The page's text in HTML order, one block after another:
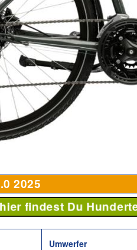
2025
hier findest Du
Umwerfer